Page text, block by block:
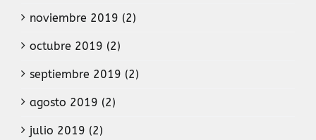
noviembre 2019 (2)
octubre 2019 (2)
septiembre 2019 (2)
agosto 2019 (2)
julio 2019 (2)